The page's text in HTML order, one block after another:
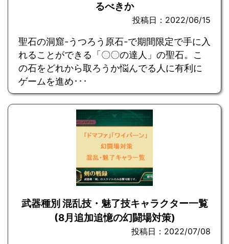
るべきか
投稿日：2022/06/15
聖石の洞窟-うつろう原石-で期間限定で手に入
れることができる「〇〇の達人」の聖石。こ
の石をどれから取ろうか悩んでる人に有利に
ゲームを進め･･･
武器種別 混乱技・魅了技キャラクター一覧
(8月追加追憶の幻闘場対策)
投稿日：2022/07/08